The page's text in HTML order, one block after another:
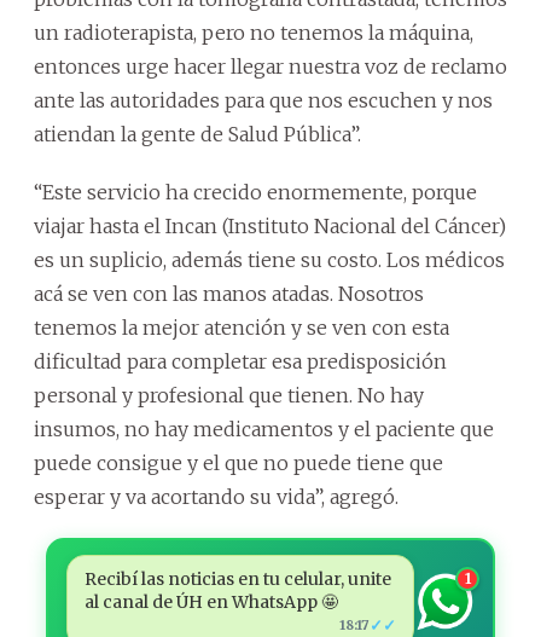
un radioterapista, pero no tenemos la máquina,
entonces urge hacer llegar nuestra voz de reclamo
ante las autoridades para que nos escuchen y nos
atiendan la gente de Salud Pública”.
“Este servicio ha crecido enormemente, porque
viajar hasta el Incan (Instituto Nacional del Cáncer)
es un suplicio, además tiene su costo. Los médicos
acá se ven con las manos atadas. Nosotros
tenemos la mejor atención y se ven con esta
dificultad para completar esa predisposición
personal y profesional que tienen. No hay
insumos, no hay medicamentos y el paciente que
puede consigue y el que no puede tiene que
esperar y va acortando su vida”, agregó.
Recibí las noticias en tu celular, unite
al canal de ÚH en WhatsApp 🤩
18:17 ✓✓
1